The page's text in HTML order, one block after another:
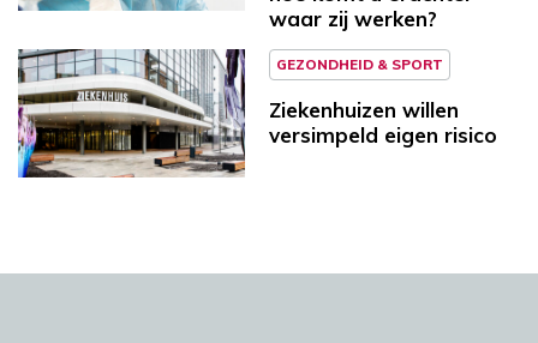
waar zij werken?
GEZONDHEID & SPORT
Ziekenhuizen willen
versimpeld eigen risico